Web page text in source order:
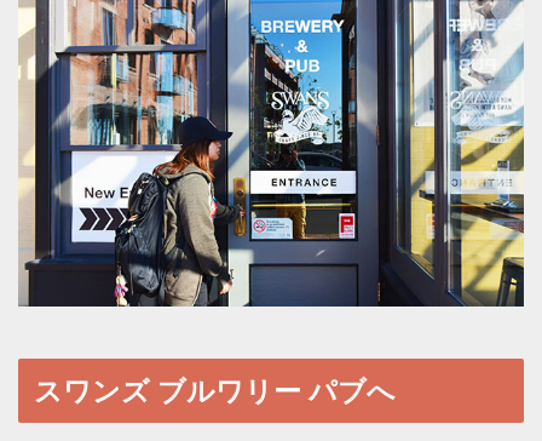
スワンズ ブルワリー パブへ